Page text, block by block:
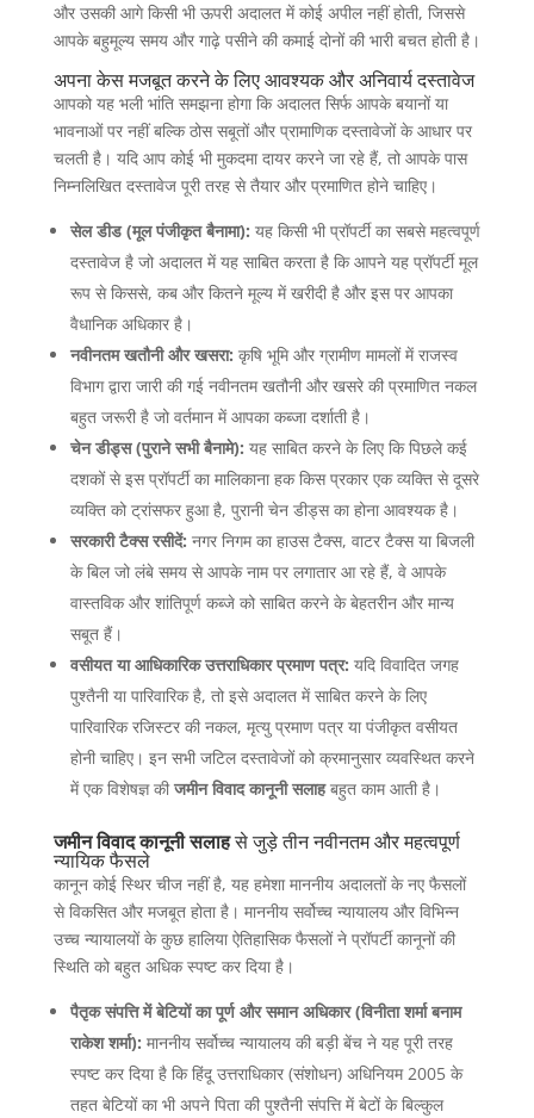
और उसकी आगे किसी भी ऊपरी अदालत में कोई अपील नहीं होती, जिससे
आपके बहुमूल्य समय और गाढ़े पसीने की कमाई दोनों की भारी बचत होती है।
अपना केस मजबूत करने के लिए आवश्यक और अनिवार्य दस्तावेज
आपको यह भली भांति समझना होगा कि अदालत सिर्फ आपके बयानों या
भावनाओं पर नहीं बल्कि ठोस सबूतों और प्रामाणिक दस्तावेजों के आधार पर
चलती है। यदि आप कोई भी मुकदमा दायर करने जा रहे हैं, तो आपके पास
निम्नलिखित दस्तावेज पूरी तरह से तैयार और प्रमाणित होने चाहिए।
सेल डीड (मूल पंजीकृत बैनामा): यह किसी भी प्रॉपर्टी का सबसे महत्वपूर्ण
दस्तावेज है जो अदालत में यह साबित करता है कि आपने यह प्रॉपर्टी मूल
रूप से किससे, कब और कितने मूल्य में खरीदी है और इस पर आपका
वैधानिक अधिकार है।
नवीनतम खतौनी और खसरा: कृषि भूमि और ग्रामीण मामलों में राजस्व
विभाग द्वारा जारी की गई नवीनतम खतौनी और खसरे की प्रमाणित नकल
बहुत जरूरी है जो वर्तमान में आपका कब्जा दर्शाती है।
चेन डीड्स (पुराने सभी बैनामे): यह साबित करने के लिए कि पिछले कई
दशकों से इस प्रॉपर्टी का मालिकाना हक किस प्रकार एक व्यक्ति से दूसरे
व्यक्ति को ट्रांसफर हुआ है, पुरानी चेन डीड्स का होना आवश्यक है।
सरकारी टैक्स रसीदें: नगर निगम का हाउस टैक्स, वाटर टैक्स या बिजली
के बिल जो लंबे समय से आपके नाम पर लगातार आ रहे हैं, वे आपके
वास्तविक और शांतिपूर्ण कब्जे को साबित करने के बेहतरीन और मान्य
सबूत हैं।
वसीयत या आधिकारिक उत्तराधिकार प्रमाण पत्र: यदि विवादित जगह
पुश्तैनी या पारिवारिक है, तो इसे अदालत में साबित करने के लिए
पारिवारिक रजिस्टर की नकल, मृत्यु प्रमाण पत्र या पंजीकृत वसीयत
होनी चाहिए। इन सभी जटिल दस्तावेजों को क्रमानुसार व्यवस्थित करने
में एक विशेषज्ञ कीजमीन विवाद कानूनी सलाहबहुत काम आती है।
जमीन विवाद कानूनी सलाहसे जुड़े तीन नवीनतम और महत्वपूर्ण
न्यायिक फैसले
कानून कोई स्थिर चीज नहीं है, यह हमेशा माननीय अदालतों के नए फैसलों
से विकसित और मजबूत होता है। माननीय सर्वोच्च न्यायालय और विभिन्न
उच्च न्यायालयों के कुछ हालिया ऐतिहासिक फैसलों ने प्रॉपर्टी कानूनों की
स्थिति को बहुत अधिक स्पष्ट कर दिया है।
पैतृक संपत्ति में बेटियों का पूर्ण और समान अधिकार (विनीता शर्मा बनाम
राकेश शर्मा): माननीय सर्वोच्च न्यायालय की बड़ी बेंच ने यह पूरी तरह
स्पष्ट कर दिया है कि हिंदू उत्तराधिकार (संशोधन) अधिनियम 2005 के
तहत बेटियों का भी अपने पिता की पुश्तैनी संपत्ति में बेटों के बिल्कुल